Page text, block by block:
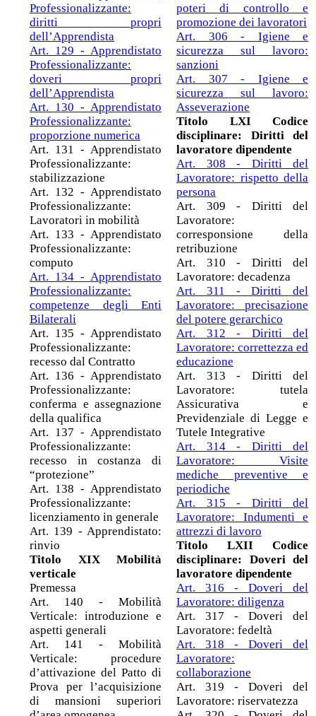
Professionalizzante:
diritti propri
dell’Apprendista
Art. 129 - Apprendistato
Professionalizzante:
doveri propri
dell’Apprendista
Art. 130 - Apprendistato
Professionalizzante:
proporzione numerica
Art. 131 - Apprendistato
Professionalizzante:
stabilizzazione
Art. 132 - Apprendistato
Professionalizzante:
Lavoratori in mobilità
Art. 133 - Apprendistato
Professionalizzante:
computo
Art. 134 - Apprendistato
Professionalizzante:
competenze degli Enti
Bilaterali
Art. 135 - Apprendistato
Professionalizzante:
recesso dal Contratto
Art. 136 - Apprendistato
Professionalizzante:
conferma e assegnazione
della qualifica
Art. 137 - Apprendistato
Professionalizzante:
recesso in costanza di
“protezione”
Art. 138 - Apprendistato
Professionalizzante:
licenziamento in generale
Art. 139 - Apprendistato:
rinvio
Titolo XIX Mobilità
verticale
Premessa
Art. 140 - Mobilità
Verticale: introduzione e
aspetti generali
Art. 141 - Mobilità
Verticale: procedure
d’attivazione del Patto di
Prova per l’acquisizione
di mansioni superiori
poteri di controllo e
promozione dei lavoratori
Art. 306 - Igiene e
sicurezza sul lavoro:
sanzioni
Art. 307 - Igiene e
sicurezza sul lavoro:
Asseverazione
Titolo LXI Codice
disciplinare: Diritti del
lavoratore dipendente
Art. 308 - Diritti del
Lavoratore: rispetto della
persona
Art. 309 - Diritti del
Lavoratore:
corresponsione della
retribuzione
Art. 310 - Diritti del
Lavoratore: decadenza
Art. 311 - Diritti del
Lavoratore: precisazione
del potere gerarchico
Art. 312 - Diritti del
Lavoratore: correttezza ed
educazione
Art. 313 - Diritti del
Lavoratore: tutela
Assicurativa e
Previdenziale di Legge e
Tutele Integrative
Art. 314 - Diritti del
Lavoratore: Visite
mediche preventive e
periodiche
Art. 315 - Diritti del
Lavoratore: Indumenti e
attrezzi di lavoro
Titolo LXII Codice
disciplinare: Doveri del
lavoratore dipendente
Art. 316 - Doveri del
Lavoratore: diligenza
Art. 317 - Doveri del
Lavoratore: fedeltà
Art. 318 - Doveri del
Lavoratore:
collaborazione
Art. 319 - Doveri del
Lavoratore: riservatezza